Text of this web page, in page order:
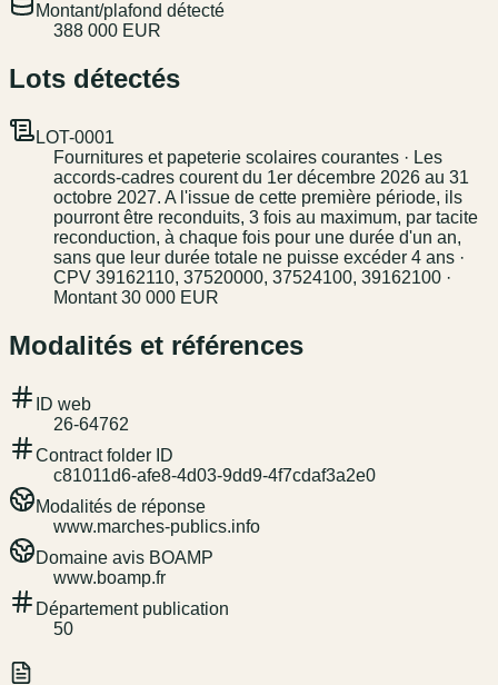
Montant/plafond détecté
388 000 EUR
Lots détectés
LOT-0001
Fournitures et papeterie scolaires courantes · Les
accords-cadres courent du 1er décembre 2026 au 31
octobre 2027. A l'issue de cette première période, ils
pourront être reconduits, 3 fois au maximum, par tacite
reconduction, à chaque fois pour une durée d'un an,
sans que leur durée totale ne puisse excéder 4 ans ·
CPV 39162110, 37520000, 37524100, 39162100 ·
Montant 30 000 EUR
Modalités et références
ID web
26-64762
Contract folder ID
c81011d6-afe8-4d03-9dd9-4f7cdaf3a2e0
Modalités de réponse
www.marches-publics.info
Domaine avis BOAMP
www.boamp.fr
Département publication
50